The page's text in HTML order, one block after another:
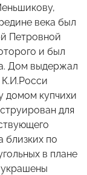
века был
Петровной
и был
Дом выдержал
К.И.Росси
домом купчихи
для
близких по
в плане